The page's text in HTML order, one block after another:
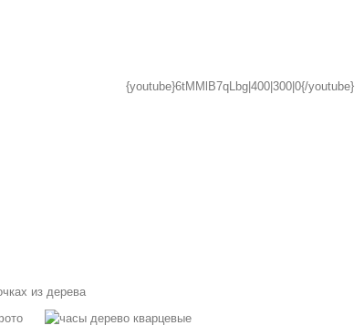
{youtube}6tMMlB7qLbg|400|300|0{/youtube}